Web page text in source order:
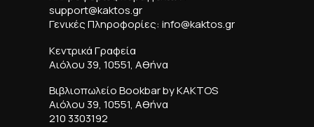
support@kaktos.gr
Γενικές Πληροφορίες: info@kaktos.gr
Κεντρικά Γραφεία
Αιόλου 39, 10551, Αθήνα
Βιβλιοπωλείο Bookbar by KAKTOS
Αιόλου 39, 10551, Αθήνα
210 3303192